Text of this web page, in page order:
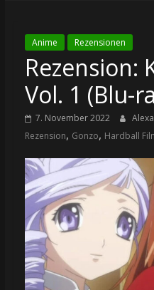
Anime Rezensionen
Rezension:
Vol. 1 (Blu-
7. November 2022
Rezension, Gonzo, Hardball